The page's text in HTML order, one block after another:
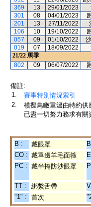
369
13 29/01/2023
301
08 04/01/2023
201
13 27/11/2022
106
10 19/10/2022
057
09 01/10/2022
019
07 18/09/2022
21/22 馬季
802
09 06/07/2022
備註:
1.
賽事特別情況索引
2.
模擬鳥瞰重溫由特約
已盡一切努力務求有
B : 戴眼罩
CO : 戴單邊羊毛面箍
PC : 戴半掩防沙眼罩
TT : 綁繫舌帶
"1" :
首次